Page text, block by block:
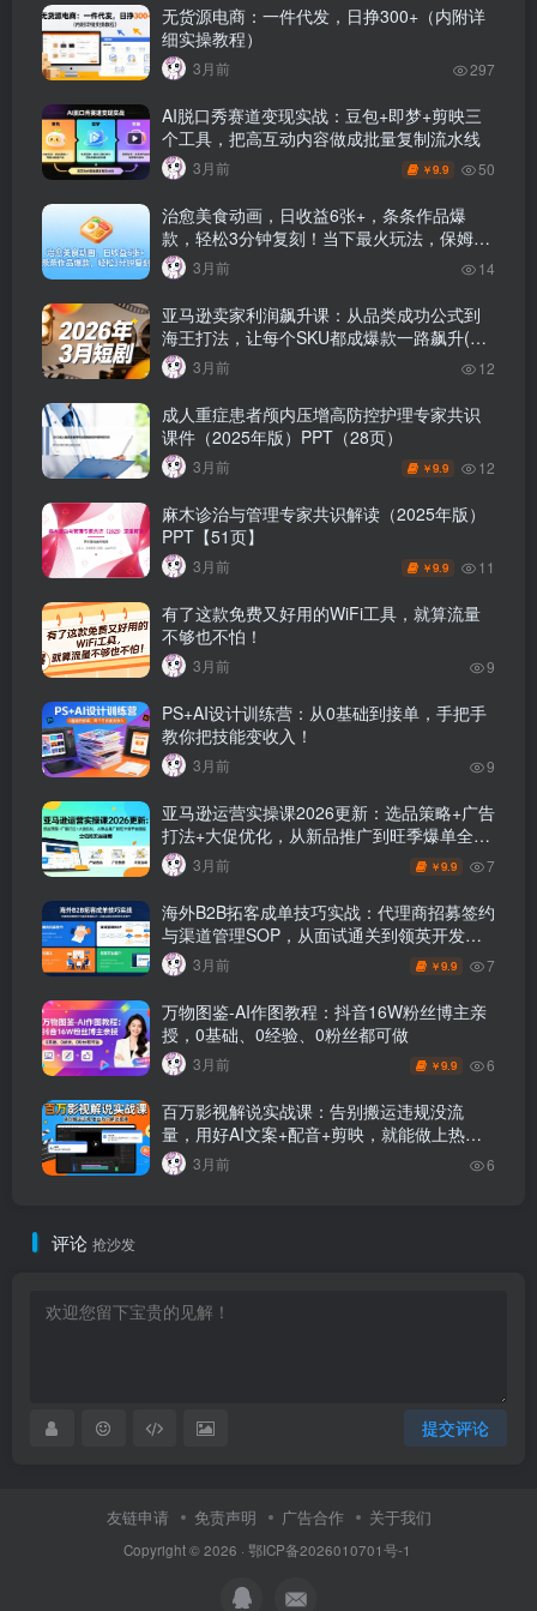
无货源电商：一件代发，日挣300+（内附详
细实操教程）
3月前 297
AI脱口秀赛道变现实战：豆包+即梦+剪映三
个工具，把高互动内容做成批量复制流水线
3月前 ￥9.9 50
治愈美食动画，日收益6张+，条条作品爆
款，轻松3分钟复刻！当下最火玩法，保姆级
拆解教程
3月前 14
亚马逊卖家利润飙升课：从品类成功公式到
海王打法，让每个SKU都成爆款一路飙升(最
新更新）
3月前 12
成人重症患者颅内压增高防控护理专家共识
课件（2025年版）PPT（28页）
3月前 ￥9.9 12
麻木诊治与管理专家共识解读（2025年版）
PPT【51页】
3月前 ￥9.9 11
有了这款免费又好用的WiFi工具，就算流量
不够也不怕！
3月前 9
PS+AI设计训练营：从0基础到接单，手把手
教你把技能变收入！
3月前 9
亚马逊运营实操课2026更新：选品策略+广告
打法+大促优化，从新品推广到旺季爆单全链
路
3月前 ￥9.9 7
海外B2B拓客成单技巧实战：代理商招募签约
与渠道管理SOP，从面试通关到领英开发客
户
3月前 ￥9.9 7
万物图鉴-AI作图教程：抖音16W粉丝博主亲
授，0基础、0经验、0粉丝都可做
3月前 ￥9.9 6
百万影视解说实战课：告别搬运违规没流
量，用好AI文案+配音+剪映，就能做上热门
的解说视频！！
3月前 6
评论 抢沙发
提交评论
友链申请 免责声明 广告合作 关于我们
Copyright © 2026 · 鄂ICP备2026010701号-1